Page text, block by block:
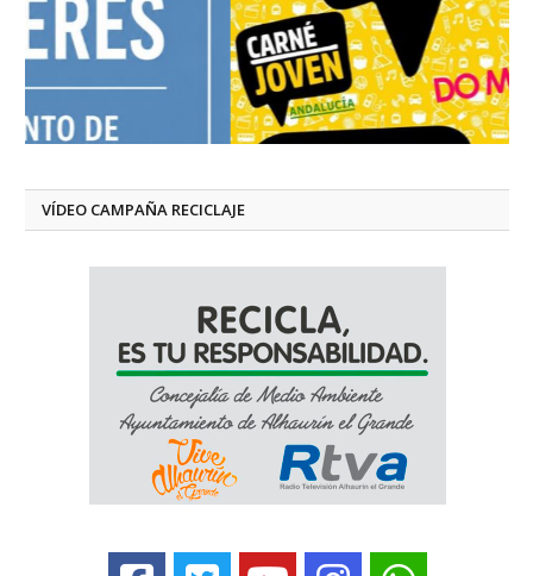
VÍDEO CAMPAÑA RECICLAJE